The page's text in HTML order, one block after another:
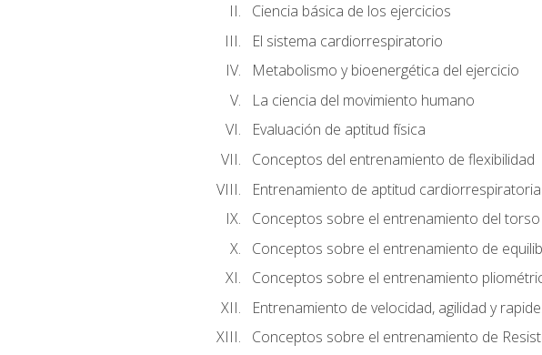
Ciencia básica de los ejercicios
El sistema cardiorrespiratorio
Metabolismo y bioenergética del ejercicio
La ciencia del movimiento humano
Evaluación de aptitud física
Conceptos del entrenamiento de flexibilidad
Entrenamiento de aptitud cardiorrespiratoria
Conceptos sobre el entrenamiento del torso
Conceptos sobre el entrenamiento de
Conceptos sobre el entrenamiento
Entrenamiento de velocidad, agilidad y
Conceptos sobre el entrenamiento de